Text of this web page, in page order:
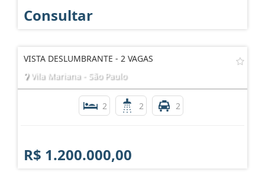
Consultar
VISTA DESLUMBRANTE - 2 VAGAS
Vila Mariana - São Paulo
2 2 2
R$ 1.200.000,00